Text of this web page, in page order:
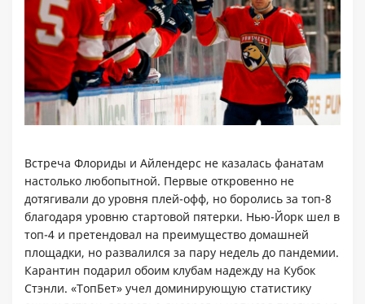
Встреча Флориды и Айлендерс не казалась фанатам
настолько любопытной. Первые откровенно не
дотягивали до уровня плей-офф, но боролись за топ-8
благодаря уровню стартовой пятерки. Нью-Йорк шел в
топ-4 и претендовал на преимущество домашней
площадки, но развалился за пару недель до пандемии.
Карантин подарил обоим клубам надежду на Кубок
Стэнли. «ТопБет» учел доминирующую статистику